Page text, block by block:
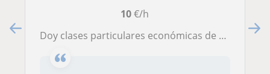
10€/h
Doy clases particulares económicas de Lengua Castellana y Literatura